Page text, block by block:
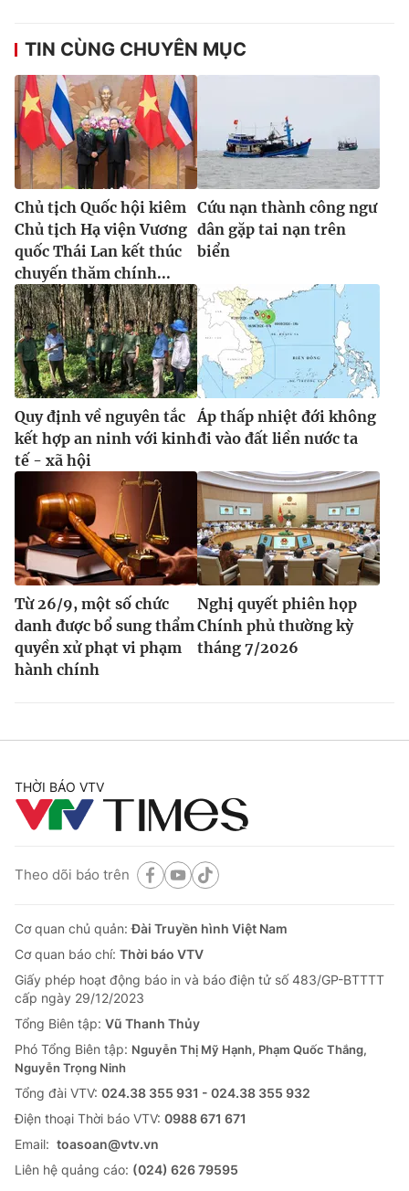
TIN CÙNG CHUYÊN MỤC
Chủ tịch Quốc hội kiêm
Chủ tịch Hạ viện Vương
quốc Thái Lan kết thúc
chuyến thăm chính...
Cứu nạn thành công ngư
dân gặp tai nạn trên
biển
Quy định về nguyên tắc
kết hợp an ninh với kinh
tế - xã hội
Áp thấp nhiệt đới không
đi vào đất liền nước ta
Từ 26/9, một số chức
danh được bổ sung thẩm
quyền xử phạt vi phạm
hành chính
Nghị quyết phiên họp
Chính phủ thường kỳ
tháng 7/2026
THỜI BÁO VTV
Theo dõi báo trên
Cơ quan chủ quản:Đài Truyền hình Việt Nam
Cơ quan báo chí: Thời báo VTV
Giấy phép hoạt động báo in và báo điện tử số 483/GP-BTTTT
cấp ngày 29/12/2023
Tổng Biên tập: Vũ Thanh Thủy
Phó Tổng Biên tập: Nguyễn Thị Mỹ Hạnh, Phạm Quốc Thắng,
Nguyễn Trọng Ninh
Tổng đài VTV: 024.38 355 931 - 024.38 355 932
Ðiện thoại Thời báo VTV: 0988 671 671
Email: toasoan@vtv.vn
Liên hệ quảng cáo: (024) 626 79595